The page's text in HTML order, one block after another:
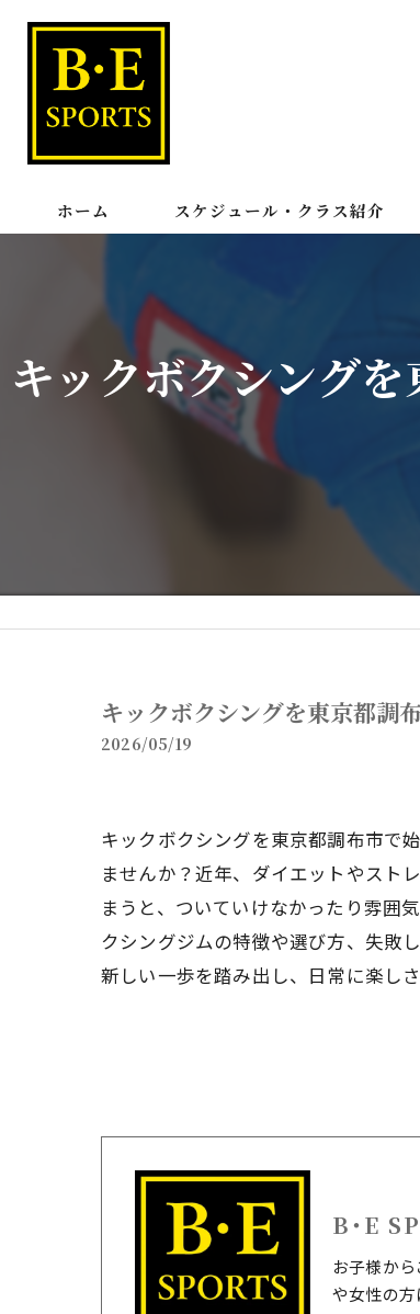
ホーム スケジュール・クラス紹介
キックボクシング
キックボクシングを東京都調
2026/05/19
キックボクシングを東京都調布市で
ませんか？近年、ダイエットやスト
まうと、ついていけなかったり雰囲
クシングジムの特徴や選び方、失敗
新しい一歩を踏み出し、日常に楽し
B･E
お子様か
や女性の方